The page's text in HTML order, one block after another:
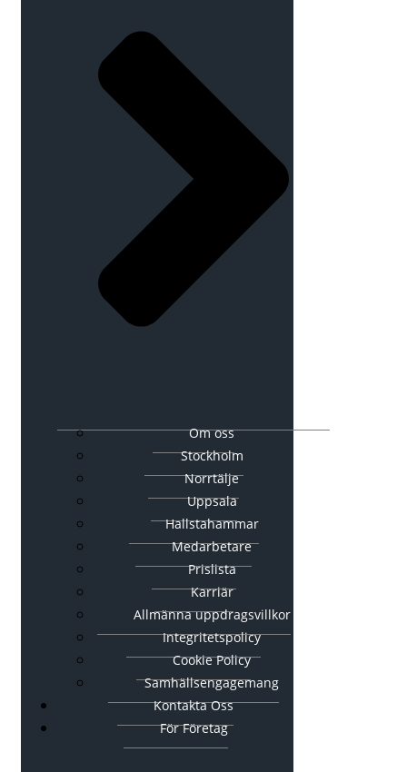
Om oss
Stockholm
Norrtälje
Uppsala
Hallstahammar
Medarbetare
Prislista
Karriär
Allmänna uppdragsvillkor
Integritetspolicy
Cookie Policy
Samhällsengagemang
Kontakta Oss
För Företag